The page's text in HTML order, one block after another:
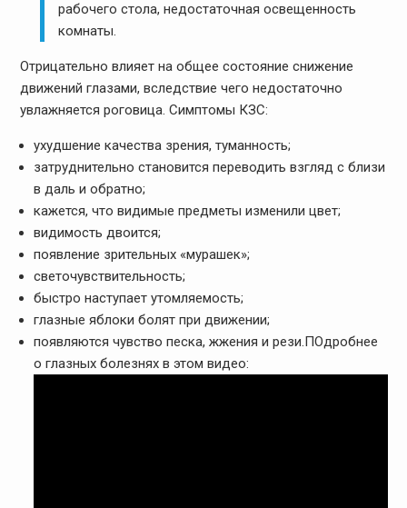
рабочего стола, недостаточная освещенность
комнаты.
Отрицательно влияет на общее состояние снижение
движений глазами, вследствие чего недостаточно
увлажняется роговица. Симптомы КЗС:
ухудшение качества зрения, туманность;
затруднительно становится переводить взгляд с близи
в даль и обратно;
кажется, что видимые предметы изменили цвет;
видимость двоится;
появление зрительных «мурашек»;
светочувствительность;
быстро наступает утомляемость;
глазные яблоки болят при движении;
появляются чувство песка, жжения и рези.ПОдробнее
о глазных болезнях в этом видео: